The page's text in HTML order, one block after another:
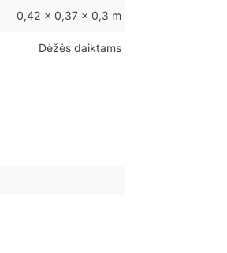
0,42 × 0,37 × 0,3 m
Dėžės daiktams